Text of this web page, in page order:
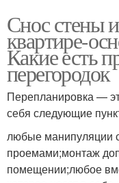
Снос стены
квартире-
Какие есть
перегородок
Перепланировка —
себя следующие
любые манипуляции
проемами;монтаж
помещении;любое